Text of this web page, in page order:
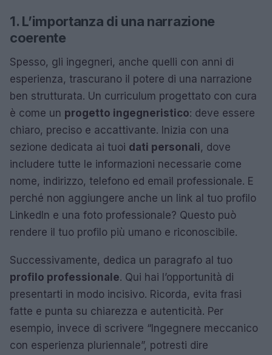
1. L’importanza di una narrazione
coerente
Spesso, gli ingegneri, anche quelli con anni di
esperienza, trascurano il potere di una narrazione
ben strutturata. Un curriculum progettato con cura
è come un progetto ingegneristico: deve essere
chiaro, preciso e accattivante. Inizia con una
sezione dedicata ai tuoi dati personali, dove
includere tutte le informazioni necessarie come
nome, indirizzo, telefono ed email professionale. E
perché non aggiungere anche un link al tuo profilo
LinkedIn e una foto professionale? Questo può
rendere il tuo profilo più umano e riconoscibile.
Successivamente, dedica un paragrafo al tuo
profilo professionale. Qui hai l’opportunità di
presentarti in modo incisivo. Ricorda, evita frasi
fatte e punta su chiarezza e autenticità. Per
esempio, invece di scrivere “Ingegnere meccanico
con esperienza pluriennale”, potresti dire